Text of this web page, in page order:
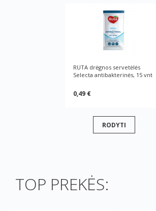
RUTA drėgnos servetėlės
Selecta antibakterinės, 15 vnt
0,49 €
RODYTI
TOP PREKĖS: